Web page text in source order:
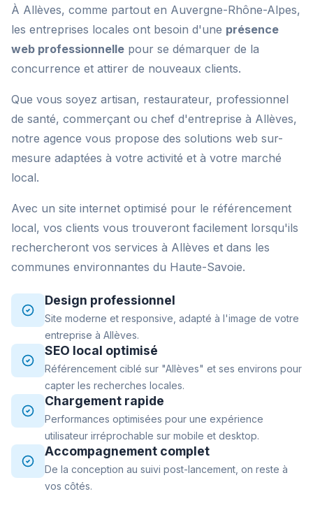
À Allèves, comme partout en Auvergne-Rhône-Alpes,
les entreprises locales ont besoin d'une présence
web professionnelle pour se démarquer de la
concurrence et attirer de nouveaux clients.
Que vous soyez artisan, restaurateur, professionnel
de santé, commerçant ou chef d'entreprise à Allèves,
notre agence vous propose des solutions web sur-
mesure adaptées à votre activité et à votre marché
local.
Avec un site internet optimisé pour le référencement
local, vos clients vous trouveront facilement lorsqu'ils
rechercheront vos services à Allèves et dans les
communes environnantes du Haute-Savoie.
Design professionnel
Site moderne et responsive, adapté à l'image de votre
entreprise à Allèves.
SEO local optimisé
Référencement ciblé sur "Allèves" et ses environs pour
capter les recherches locales.
Chargement rapide
Performances optimisées pour une expérience
utilisateur irréprochable sur mobile et desktop.
Accompagnement complet
De la conception au suivi post-lancement, on reste à
vos côtés.